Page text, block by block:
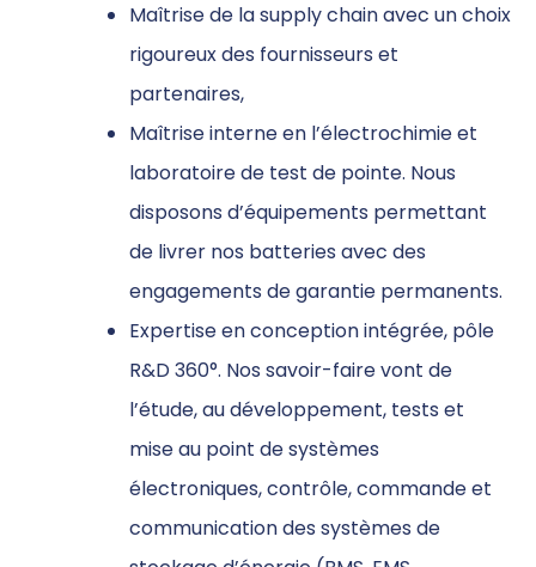
Maîtrise de la supply chain avec un choix
rigoureux des fournisseurs et
partenaires,
Maîtrise interne en l’électrochimie et
laboratoire de test de pointe. Nous
disposons d’équipements permettant
de livrer nos batteries avec des
engagements de garantie permanents.
Expertise en conception intégrée, pôle
R&D 360°. Nos savoir-faire vont de
l’étude, au développement, tests et
mise au point de systèmes
électroniques, contrôle, commande et
communication des systèmes de